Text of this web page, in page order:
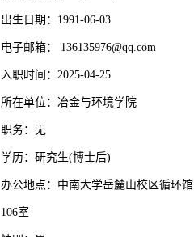
出生日期：1991-06-03
电子邮箱： 136135976@qq.com
入职时间：2025-04-25
所在单位：冶金与环境学院
职务：无
学历：研究生(博士后)
办公地点：中南大学岳麓山校区循环馆
106室